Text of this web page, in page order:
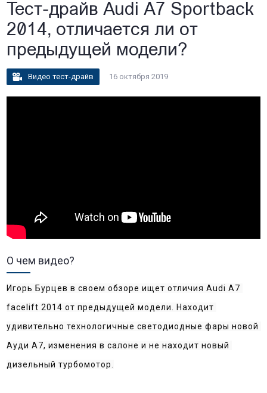
Тест-драйв Audi A7 Sportback
2014, отличается ли от
предыдущей модели?
Видео тест-драйв 16 октября 2019
О чем видео?
Игорь Бурцев в своем обзоре ищет отличия Audi A7
facelift 2014 от предыдущей модели. Находит
удивительно технологичные светодиодные фары новой
Ауди А7, изменения в салоне и не находит новый
дизельный турбомотор.